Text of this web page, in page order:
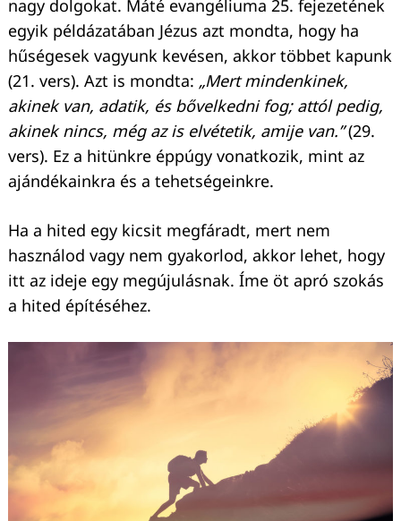
nagy dolgokat. Máté evangéliuma 25. fejezetének
egyik példázatában Jézus azt mondta, hogy ha
hűségesek vagyunk kevésen, akkor többet kapunk
(21. vers). Azt is mondta: „Mert mindenkinek,
akinek van, adatik, és bővelkedni fog; attól pedig,
akinek nincs, még az is elvétetik, amije van.”(29.
vers). Ez a hitünkre éppúgy vonatkozik, mint az
ajándékainkra és a tehetségeinkre.
Ha a hited egy kicsit megfáradt, mert nem
használod vagy nem gyakorlod, akkor lehet, hogy
itt az ideje egy megújulásnak. Íme öt apró szokás
a hited építéséhez.